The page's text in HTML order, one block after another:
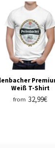
Weiß T-Shirt
from 32,99€